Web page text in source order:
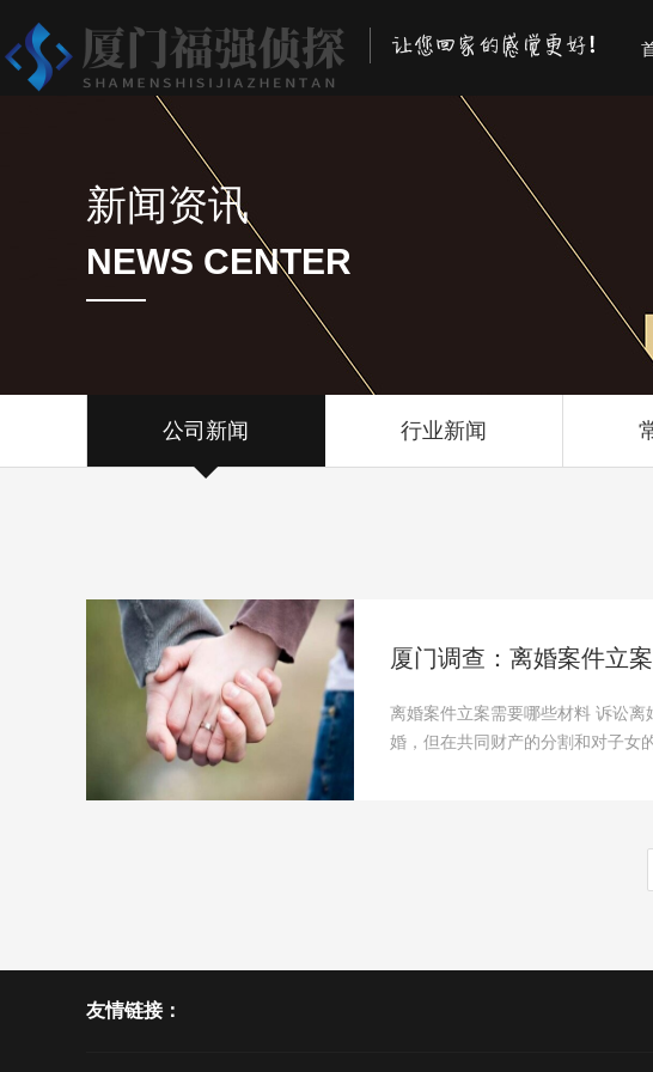
新闻资讯
NEWS CENTER
公司新闻 行业新闻
厦门调查：离婚案件立
离婚案件立案需要哪些材料 诉讼
婚，但在共同财产的分割和对子女
友情链接：